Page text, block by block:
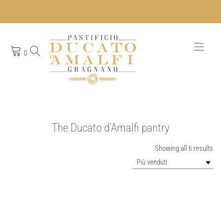
0
The Ducato d’Amalfi pantry
Showing all 6 results
Più venduti